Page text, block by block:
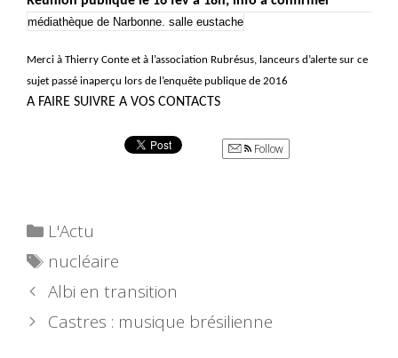
médiathèque de Narbonne. salle eustache
Merci à Thierry Conte et à l’association Rubrésus, lanceurs d’alerte sur ce
sujet passé inaperçu lors de l’enquête publique de 2016
A FAIRE SUIVRE A VOS CONTACTS
Follow
Catégories
L'Actu
Étiquettes
nucléaire
Albi en transition
Castres : musique brésilienne